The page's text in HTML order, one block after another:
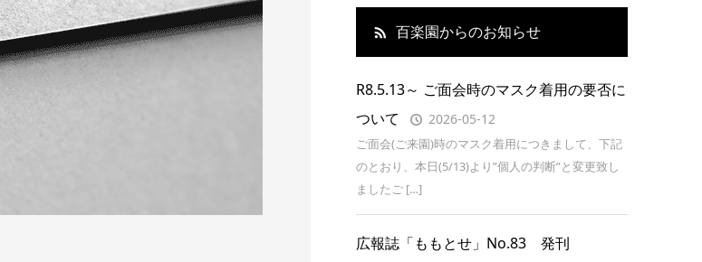
百楽園からのお知らせ
R8.5.13～ ご面会時のマスク着用の要否に
ついて
2026-05-12
ご面会(ご来園)時のマスク着用につきまして、下記
のとおり、本日(5/13)より”個人の判断”と変更致し
ましたご […]
広報誌「ももとせ」No.83 発刊